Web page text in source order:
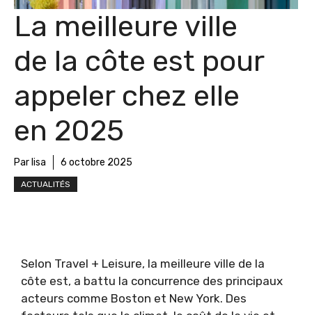
La meilleure ville
de la côte est pour
appeler chez elle
en 2025
Par lisa 6 octobre 2025
ACTUALITÉS
Selon Travel + Leisure, la meilleure ville de la
côte est, a battu la concurrence des principaux
acteurs comme Boston et New York. Des